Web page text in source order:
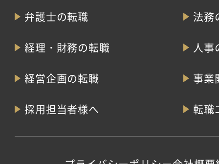
弁護士の転職 法務
経理・財務の転職 人事
経営企画の転職 事業
採用担当者様へ 転職